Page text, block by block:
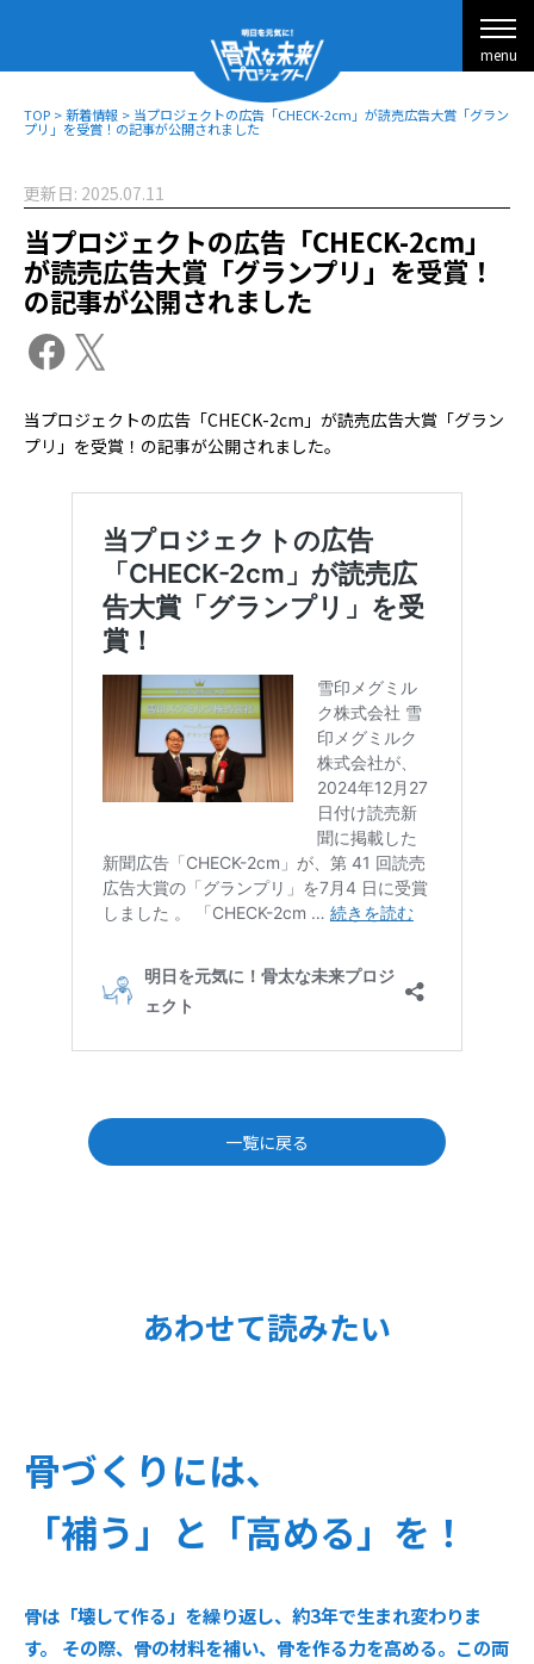
menu
TOP >新着情報 > 当プロジェクトの広告「CHECK-2cm」が読売広告大賞「グラン
プリ」を受賞！の記事が公開されました
更新日: 2025.07.11
当プロジェクトの広告「CHECK-2cm」
が読売広告大賞「グランプリ」を受賞！
の記事が公開されました
当プロジェクトの広告「CHECK-2cm」が読売広告大賞「グラン
プリ」を受賞！の記事が公開されました。
一覧に戻る
あわせて読みたい
骨づくりには、
「補う」と「高める」を！
骨は「壊して作る」を繰り返し、約3年で生まれ変わりま
す。 その際、骨の材料を補い、骨を作る力を高める。この両